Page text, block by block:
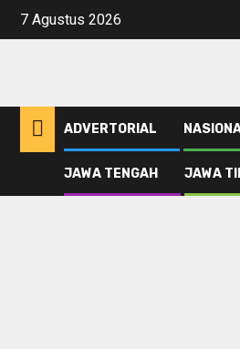
Skip
7 Agustus 2026
ADVERTORIAL
JAWA TENGAH JAWA